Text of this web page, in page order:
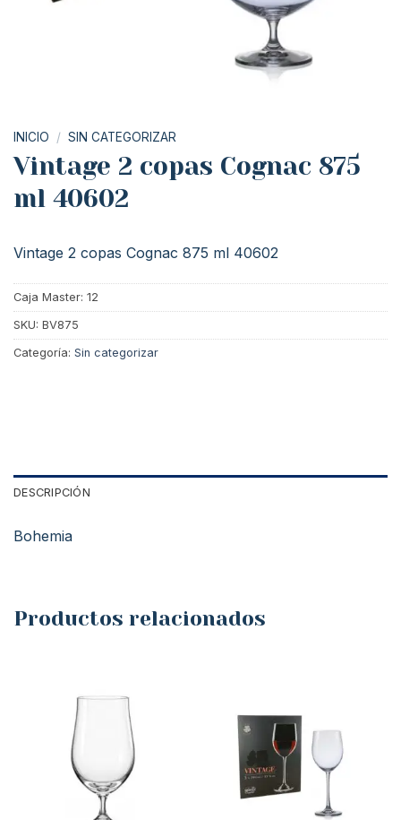
INICIO / SIN CATEGORIZAR
Vintage 2 copas Cognac 875
ml 40602
Vintage 2 copas Cognac 875 ml 40602
Caja Master: 12
SKU: BV875
Categoría: Sin categorizar
DESCRIPCIÓN
Bohemia
Productos relacionados